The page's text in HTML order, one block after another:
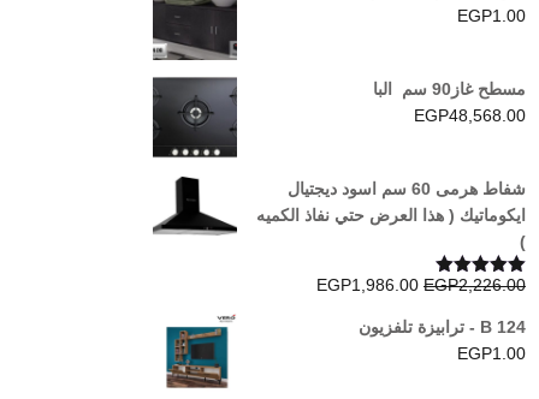
EGP1.00
مسطح غاز90 سم البا
EGP48,568.00
شفاط هرمى 60 سم اسود ديجتيال
ايكوماتيك ( هذا العرض حتي نفاذ الكميه
)
تم التقييمEGP2,226.00
السعر
هو:
EGP1,986.00
EGP1,986.00.
B 124 - ترابيزة تلفزيون
EGP1.00